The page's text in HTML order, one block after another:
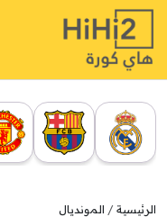
الرئيسية المونديال